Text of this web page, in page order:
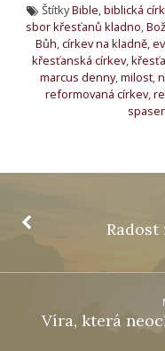
ŠtítkyBible,biblická
sbor křesťanů kladno,
Bůh,církev na kladně,
křesťanská církev,
marcus denny,milost,
reformovaná církev,
Radost
Víra, která